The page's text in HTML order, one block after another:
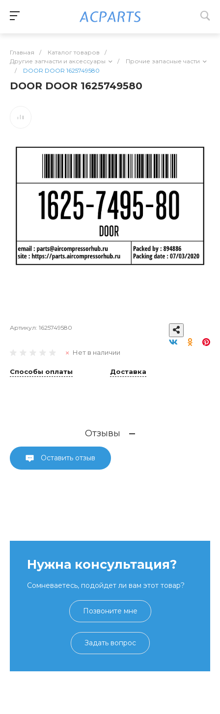
Главная / Каталог товаров
/
Другие запчасти и аксессуары
/
Прочие запасные части
/
DOOR DOOR 1625749580
DOOR DOOR 1625749580
Артикул: 1625749580
Нет в наличии
Способы оплаты Доставка
Отзывы
Оставить отзыв
Нужна консультация?
Сомневаетесь, подойдет ли вам этот товар?
Позвоните мне
Задать вопрос